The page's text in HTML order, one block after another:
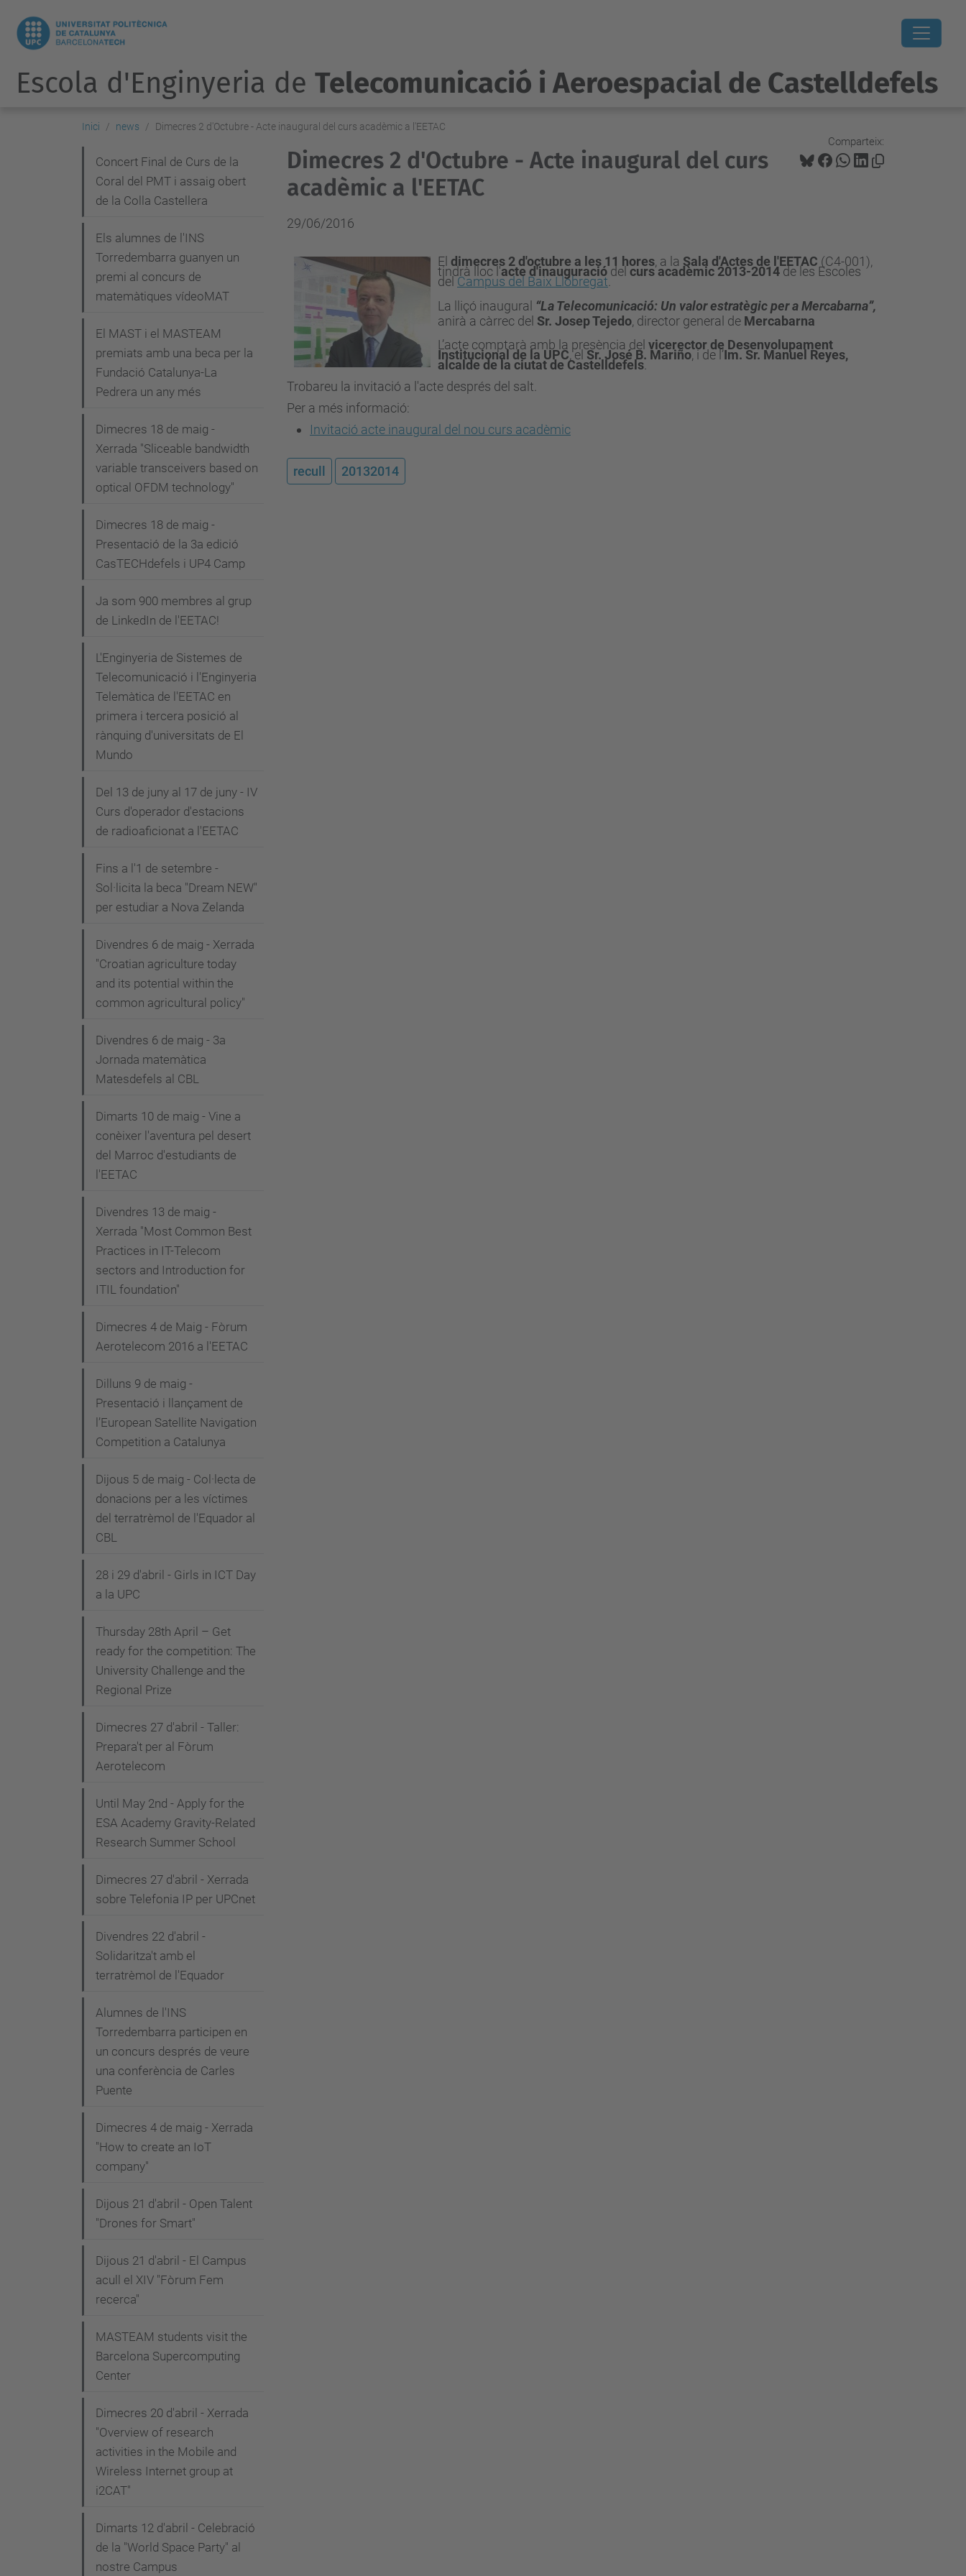
Escola d'Enginyeria de Telecomunicació i Aeroespacial de Castelldefels
Inici news Dimecres 2 d'Octubre - Acte inaugural del curs acadèmic a l'EETAC
Comparteix:
Dimecres 2 d'Octubre - Acte inaugural del curs
acadèmic a l'EETAC
29/06/2016
El dimecres 2 d'octubre a les 11 hores, a la Sala d'Actes de l'EETAC (C4-001),
tindrà lloc l'acte d'inauguració del curs acadèmic 2013-2014 de les Escoles
del Campus del Baix Llobregat
La lliçó inaugural “La Telecomunicació: Un valor estratègic per a Mercabarna”,
anirà a càrrec del Sr. Josep Tejedo, director general de Mercabarna
L’acte comptarà amb la presència del vicerector de Desenvolupament
Institucional de la UPC, el Sr. José B. Mariño, i de l’Im. Sr. Manuel Reyes,
alcalde de la ciutat de Castelldefels
Trobareu la invitació a l'acte després del salt.
Per a més informació:
Invitació acte inaugural del nou curs acadèmic
recull 20132014
v
c
Concert Final de Curs de la
Coral del PMT i assaig obert
de la Colla Castellera
Els alumnes de l'INS
Torredembarra guanyen un
premi al concurs de
matemàtiques vídeoMAT
El MAST i el MASTEAM
premiats amb una beca per la
Fundació Catalunya-La
Pedrera un any més
Dimecres 18 de maig -
Xerrada "Sliceable bandwidth
variable transceivers based on
optical OFDM technology"
Dimecres 18 de maig -
Presentació de la 3a edició
CasTECHdefels i UP4 Camp
Ja som 900 membres al grup
de LinkedIn de l'EETAC!
L'Enginyeria de Sistemes de
Telecomunicació i l'Enginyeria
Telemàtica de l'EETAC en
primera i tercera posició al
rànquing d'universitats de El
Mundo
Del 13 de juny al 17 de juny - IV
Curs d'operador d'estacions
de radioaficionat a l'EETAC
Fins a l'1 de setembre -
Sol·licita la beca "Dream NEW"
per estudiar a Nova Zelanda
Divendres 6 de maig - Xerrada
"Croatian agriculture today
and its potential within the
common agricultural policy"
Divendres 6 de maig - 3a
Jornada matemàtica
Matesdefels al CBL
Dimarts 10 de maig - Vine a
conèixer l'aventura pel desert
del Marroc d'estudiants de
l'EETAC
Divendres 13 de maig -
Xerrada "Most Common Best
Practices in IT-Telecom
sectors and Introduction for
ITIL foundation"
Dimecres 4 de Maig - Fòrum
Aerotelecom 2016 a l'EETAC
Dilluns 9 de maig -
Presentació i llançament de
l’European Satellite Navigation
Competition a Catalunya
Dijous 5 de maig - Col·lecta de
donacions per a les víctimes
del terratrèmol de l'Equador al
CBL
28 i 29 d'abril - Girls in ICT Day
a la UPC
Thursday 28th April – Get
ready for the competition: The
University Challenge and the
Regional Prize
Dimecres 27 d'abril - Taller:
Prepara't per al Fòrum
Aerotelecom
Until May 2nd - Apply for the
ESA Academy Gravity-Related
Research Summer School
Dimecres 27 d'abril - Xerrada
sobre Telefonia IP per UPCnet
Divendres 22 d'abril -
Solidaritza't amb el
terratrèmol de l'Equador
Alumnes de l'INS
Torredembarra participen en
un concurs després de veure
una conferència de Carles
Puente
Dimecres 4 de maig - Xerrada
"How to create an IoT
company"
Dijous 21 d'abril - Open Talent
"Drones for Smart"
Dijous 21 d'abril - El Campus
acull el XIV "Fòrum Fem
recerca"
MASTEAM students visit the
Barcelona Supercomputing
Center
Dimecres 20 d'abril - Xerrada
"Overview of research
activities in the Mobile and
Wireless Internet group at
i2CAT"
Dimarts 12 d'abril - Celebració
de la "World Space Party" al
nostre Campus